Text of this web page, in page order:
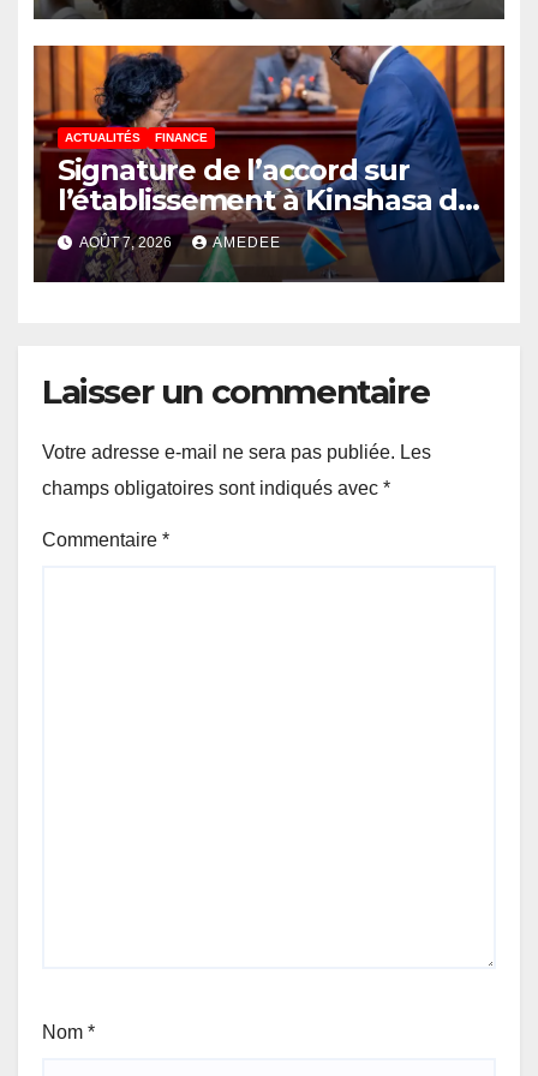
ACTUALITÉS FINANCE
Signature de l’accord sur
l’établissement à Kinshasa du
bureau-pays de l’Agence de
développement de l’Union
africaine–Nouveau
(AUDA-NEPAD)
AOÛT 7, 2026 AMEDEE
Laisser un commentaire
Votre adresse e-mail ne sera pas publiée. Les
champs obligatoires sont indiqués avec *
Commentaire *
Nom *